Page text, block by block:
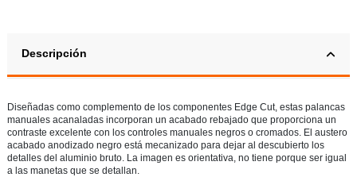
Descripción
Diseñadas como complemento de los componentes Edge Cut, estas palancas
manuales acanaladas incorporan un acabado rebajado que proporciona un
contraste excelente con los controles manuales negros o cromados. El austero
acabado anodizado negro está mecanizado para dejar al descubierto los
detalles del aluminio bruto. La imagen es orientativa, no tiene porque ser igual
a las manetas que se detallan.